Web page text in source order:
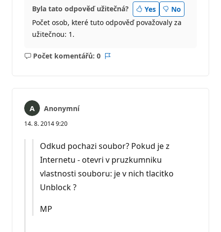
Byla tato odpověď užitečná? Yes
No
Počet osob, které tuto odpověď považovaly za
užitečnou: 1.
Počet komentářů: 0
Žádné
Anonymní
14. 8. 2014 9:20
Odkud pochazi soubor? Pokud je z
Internetu - otevri v pruzkumniku
vlastnosti souboru: je v nich tlacitko
Unblock ?
MP